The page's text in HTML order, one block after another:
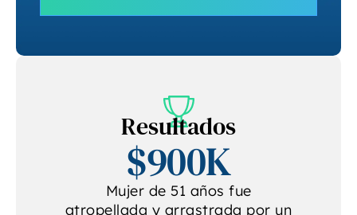
Resultados
$900K
Mujer de 51 años fue
atropellada y arrastrada por un